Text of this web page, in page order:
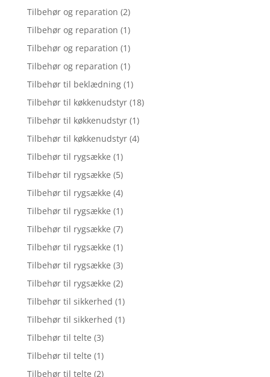
Tilbehør og reparation (2)
Tilbehør og reparation (1)
Tilbehør og reparation (1)
Tilbehør og reparation (1)
Tilbehør til beklædning (1)
Tilbehør til køkkenudstyr (18)
Tilbehør til køkkenudstyr (1)
Tilbehør til køkkenudstyr (4)
Tilbehør til rygsække (1)
Tilbehør til rygsække (5)
Tilbehør til rygsække (4)
Tilbehør til rygsække (1)
Tilbehør til rygsække (7)
Tilbehør til rygsække (1)
Tilbehør til rygsække (3)
Tilbehør til rygsække (2)
Tilbehør til sikkerhed (1)
Tilbehør til sikkerhed (1)
Tilbehør til telte (3)
Tilbehør til telte (1)
Tilbehør til telte (2)